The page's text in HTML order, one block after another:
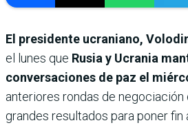
El presidente ucraniano,
el lunes que Rusia y Ucrania
conversaciones de paz el
anteriores rondas de negociación
grandes resultados para poner fin